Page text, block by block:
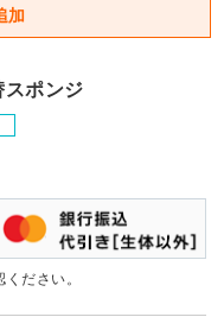
ポンジ
ください。